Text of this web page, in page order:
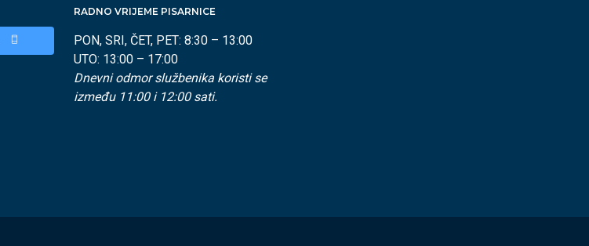
RADNO VRIJEME PISARNICE
PON, SRI, ČET, PET: 8:30 – 13:00
UTO: 13:00 – 17:00
Dnevni odmor službenika koristi se
između 11:00 i 12:00 sati.